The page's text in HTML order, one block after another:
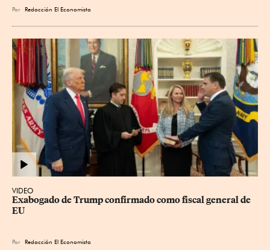
Por Redacción El Economista
VIDEO
Exabogado de Trump confirmado como fiscal general de
EU
Por Redacción El Economista